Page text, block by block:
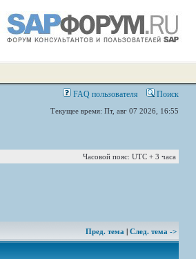
FAQ пользователя Поиск
Текущее время: Пт, авг 07 2026, 16:55
Часовой пояс: UTC + 3 часа
Пред. тема | След. тема ->